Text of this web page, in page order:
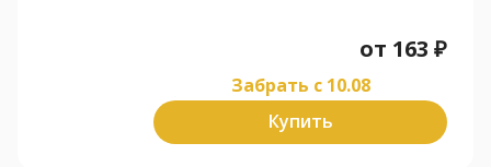
от 163 ₽
Забрать c 10.08
Купить